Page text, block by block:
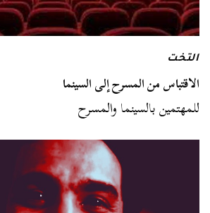
التخت
الاقتباس من المسرح إلى السينما
للمهتمين بالسينما والمسرح